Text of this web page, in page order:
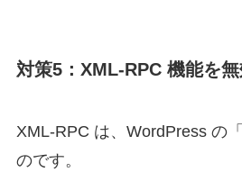
対策5：XML-RPC 機能を
XML-RPC は、WordPress の
のです。